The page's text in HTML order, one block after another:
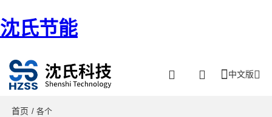
沈氏节能
中文版
首页 / 各个